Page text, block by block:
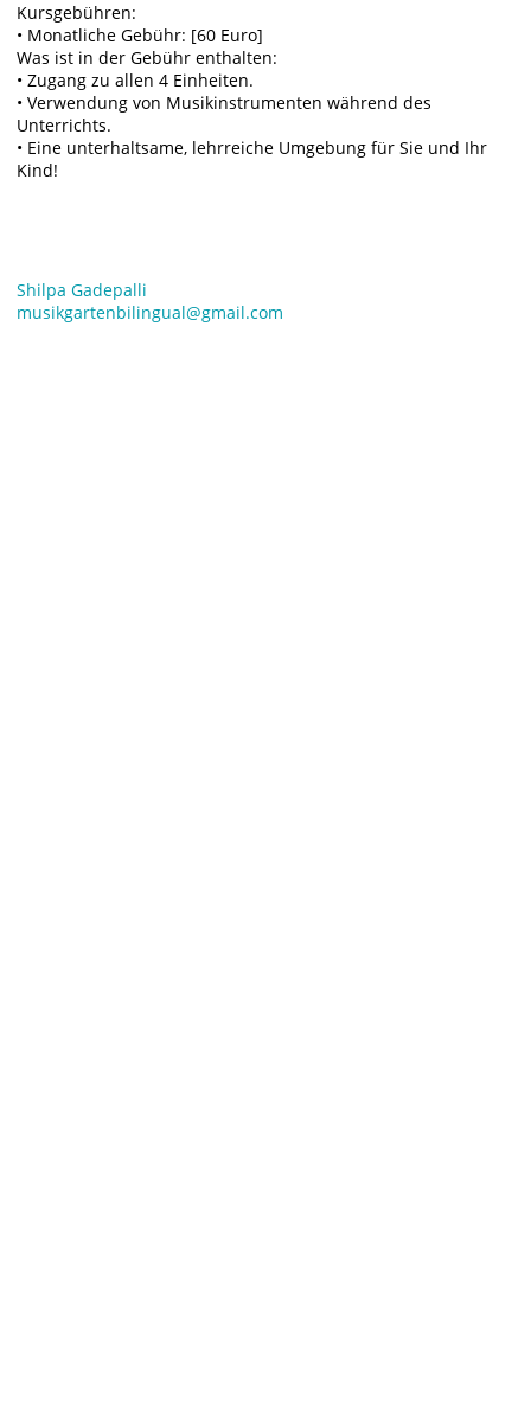
Kursgebühren:
• Monatliche Gebühr: [60 Euro]
Was ist in der Gebühr enthalten:
• Zugang zu allen 4 Einheiten.
• Verwendung von Musikinstrumenten während des
Unterrichts.
• Eine unterhaltsame, lehrreiche Umgebung für Sie und Ihr
Kind!
Shilpa Gadepalli
musikgartenbilingual@gmail.com